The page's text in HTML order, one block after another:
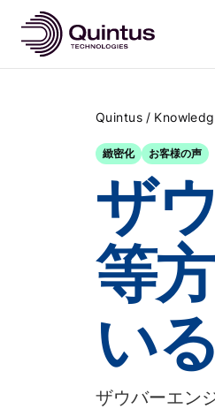
Quintus /
緻密化 お客様の声
ザ
等
い
ザウバーエン